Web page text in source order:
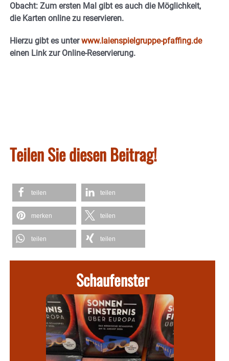
Obacht: Zum ersten Mal gibt es auch die Möglichkeit,
die Karten online zu reservieren.
Hierzu gibt es unterwww.laienspielgruppe-pfaffing.de
einen Link zur Online-Reservierung.
Teilen Sie diesen Beitrag!
teilen teilen
merken teilen
teilen teilen
Schaufenster